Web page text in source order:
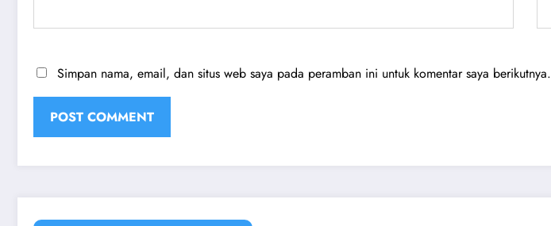
Simpan nama, email, dan situs web saya pada peramban ini untuk komentar saya berikutnya.